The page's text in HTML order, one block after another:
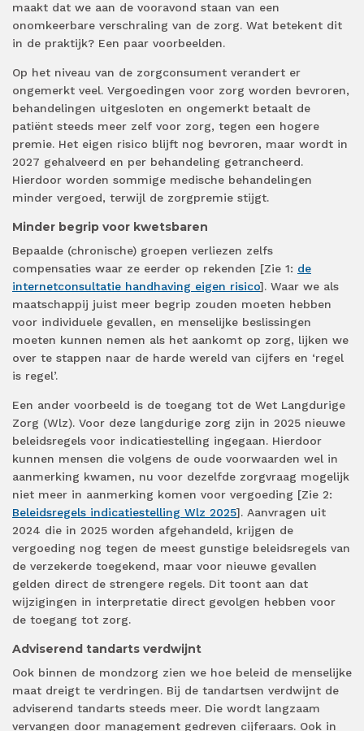
maakt dat we aan de vooravond staan van een
onomkeerbare verschraling van de zorg. Wat betekent dit
in de praktijk? Een paar voorbeelden.
Op het niveau van de zorgconsument verandert er
ongemerkt veel. Vergoedingen voor zorg worden bevroren,
behandelingen uitgesloten en ongemerkt betaalt de
patiënt steeds meer zelf voor zorg, tegen een hogere
premie. Het eigen risico blijft nog bevroren, maar wordt in
2027 gehalveerd en per behandeling getrancheerd.
Hierdoor worden sommige medische behandelingen
minder vergoed, terwijl de zorgpremie stijgt.
Minder begrip voor kwetsbaren
Bepaalde (chronische) groepen verliezen zelfs
compensaties waar ze eerder op rekenden [Zie 1: de
internetconsultatie handhaving eigen risico]. Waar we als
maatschappij juist meer begrip zouden moeten hebben
voor individuele gevallen, en menselijke beslissingen
moeten kunnen nemen als het aankomt op zorg, lijken we
over te stappen naar de harde wereld van cijfers en ‘regel
is regel’.
Een ander voorbeeld is de toegang tot de Wet Langdurige
Zorg (Wlz). Voor deze langdurige zorg zijn in 2025 nieuwe
beleidsregels voor indicatiestelling ingegaan. Hierdoor
kunnen mensen die volgens de oude voorwaarden wel in
aanmerking kwamen, nu voor dezelfde zorgvraag mogelijk
niet meer in aanmerking komen voor vergoeding [Zie 2:
Beleidsregels indicatiestelling Wlz 2025]. Aanvragen uit
2024 die in 2025 worden afgehandeld, krijgen de
vergoeding nog tegen de meest gunstige beleidsregels van
de verzekerde toegekend, maar voor nieuwe gevallen
gelden direct de strengere regels. Dit toont aan dat
wijzigingen in interpretatie direct gevolgen hebben voor
de toegang tot zorg.
Adviserend tandarts verdwijnt
Ook binnen de mondzorg zien we hoe beleid de menselijke
maat dreigt te verdringen. Bij de tandartsen verdwijnt de
adviserend tandarts steeds meer. Die wordt langzaam
vervangen door management gedreven cijferaars. Ook in